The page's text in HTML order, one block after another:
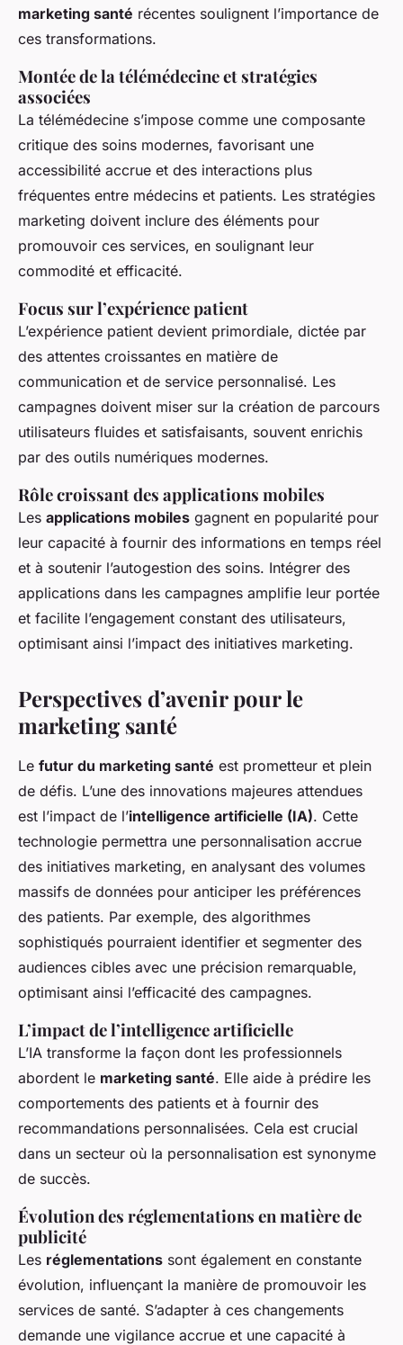
marketing santé récentes soulignent l’importance de
ces transformations.
Montée de la télémédecine et stratégies
associées
La télémédecine s’impose comme une composante
critique des soins modernes, favorisant une
accessibilité accrue et des interactions plus
fréquentes entre médecins et patients. Les stratégies
marketing doivent inclure des éléments pour
promouvoir ces services, en soulignant leur
commodité et efficacité.
Focus sur l’expérience patient
L’expérience patient devient primordiale, dictée par
des attentes croissantes en matière de
communication et de service personnalisé. Les
campagnes doivent miser sur la création de parcours
utilisateurs fluides et satisfaisants, souvent enrichis
par des outils numériques modernes.
Rôle croissant des applications mobiles
Les applications mobiles gagnent en popularité pour
leur capacité à fournir des informations en temps réel
et à soutenir l’autogestion des soins. Intégrer des
applications dans les campagnes amplifie leur portée
et facilite l’engagement constant des utilisateurs,
optimisant ainsi l’impact des initiatives marketing.
Perspectives d’avenir pour le
marketing santé
Le futur du marketing santé est prometteur et plein
de défis. L’une des innovations majeures attendues
est l’impact de l’intelligence artificielle (IA). Cette
technologie permettra une personnalisation accrue
des initiatives marketing, en analysant des volumes
massifs de données pour anticiper les préférences
des patients. Par exemple, des algorithmes
sophistiqués pourraient identifier et segmenter des
audiences cibles avec une précision remarquable,
optimisant ainsi l’efficacité des campagnes.
L’impact de l’intelligence artificielle
L’IA transforme la façon dont les professionnels
abordent le marketing santé. Elle aide à prédire les
comportements des patients et à fournir des
recommandations personnalisées. Cela est crucial
dans un secteur où la personnalisation est synonyme
de succès.
Évolution des réglementations en matière de
publicité
Les réglementations sont également en constante
évolution, influençant la manière de promouvoir les
services de santé. S’adapter à ces changements
demande une vigilance accrue et une capacité à